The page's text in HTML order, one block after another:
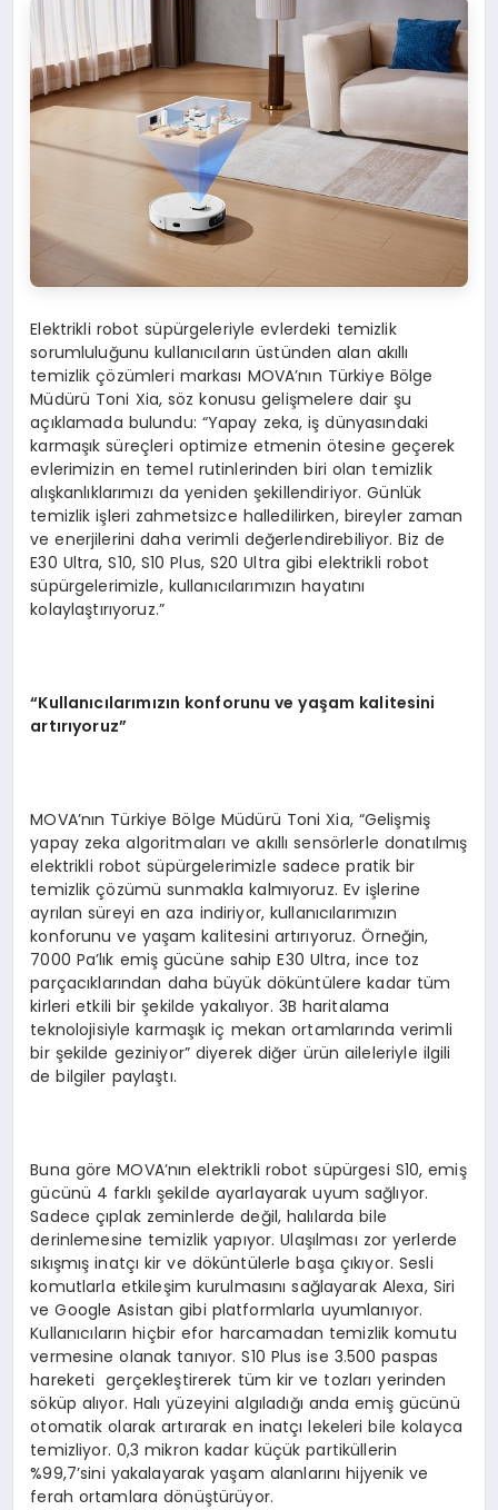
Elektrikli robot süpürgeleriyle evlerdeki temizlik
sorumluluğunu kullanıcıların üstünden alan akıllı
temizlik çözümleri markası MOVA’nın Türkiye Bölge
Müdürü Toni Xia, söz konusu gelişmelere dair şu
açıklamada bulundu: “Yapay zeka, iş dünyasındaki
karmaşık süreçleri optimize etmenin ötesine geçerek
evlerimizin en temel rutinlerinden biri olan temizlik
alışkanlıklarımızı da yeniden şekillendiriyor. Günlük
temizlik işleri zahmetsizce halledilirken, bireyler zaman
ve enerjilerini daha verimli değerlendirebiliyor. Biz de
E30 Ultra, S10, S10 Plus, S20 Ultra gibi elektrikli robot
süpürgelerimizle, kullanıcılarımızın hayatını
kolaylaştırıyoruz.”
“Kullanıcılarımızın konforunu ve yaşam kalitesini
artırıyoruz”
MOVA’nın Türkiye Bölge Müdürü Toni Xia, “Gelişmiş
yapay zeka algoritmaları ve akıllı sensörlerle donatılmış
elektrikli robot süpürgelerimizle sadece pratik bir
temizlik çözümü sunmakla kalmıyoruz. Ev işlerine
ayrılan süreyi en aza indiriyor, kullanıcılarımızın
konforunu ve yaşam kalitesini artırıyoruz. Örneğin,
7000 Pa’lık emiş gücüne sahip E30 Ultra, ince toz
parçacıklarından daha büyük döküntülere kadar tüm
kirleri etkili bir şekilde yakalıyor. 3B haritalama
teknolojisiyle karmaşık iç mekan ortamlarında verimli
bir şekilde geziniyor” diyerek diğer ürün aileleriyle ilgili
de bilgiler paylaştı.
Buna göre MOVA’nın elektrikli robot süpürgesi S10, emiş
gücünü 4 farklı şekilde ayarlayarak uyum sağlıyor.
Sadece çıplak zeminlerde değil, halılarda bile
derinlemesine temizlik yapıyor. Ulaşılması zor yerlerde
sıkışmış inatçı kir ve döküntülerle başa çıkıyor. Sesli
komutlarla etkileşim kurulmasını sağlayarak Alexa, Siri
ve Google Asistan gibi platformlarla uyumlanıyor.
Kullanıcıların hiçbir efor harcamadan temizlik komutu
vermesine olanak tanıyor. S10 Plus ise 3.500 paspas
hareketi gerçekleştirerek tüm kir ve tozları yerinden
söküp alıyor. Halı yüzeyini algıladığı anda emiş gücünü
otomatik olarak artırarak en inatçı lekeleri bile kolayca
temizliyor. 0,3 mikron kadar küçük partiküllerin
%99,7’sini yakalayarak yaşam alanlarını hijyenik ve
ferah ortamlara dönüştürüyor.